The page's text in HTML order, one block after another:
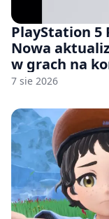
PlayStation 5
Nowa
w grach na
7 sie 2026